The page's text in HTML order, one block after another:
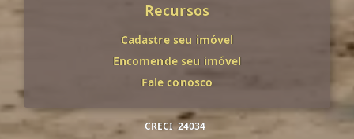
Recursos
Cadastre seu imóvel
Encomende seu imóvel
Fale conosco
CRECI 24034